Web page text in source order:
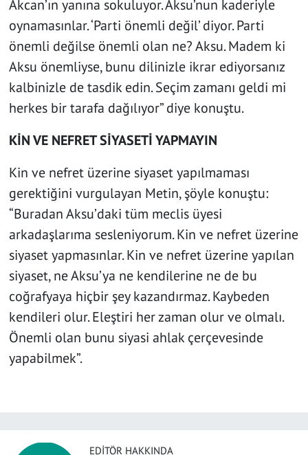
Akcan’ın yanına sokuluyor. Aksu’nun kaderiyle
oynamasınlar. ‘Parti önemli değil’ diyor. Parti
önemli değilse önemli olan ne? Aksu. Madem ki
Aksu önemliyse, bunu dilinizle ikrar ediyorsanız
kalbinizle de tasdik edin. Seçim zamanı geldi mi
herkes bir tarafa dağılıyor” diye konuştu.
KİN VE NEFRET SİYASETİ YAPMAYIN
Kin ve nefret üzerine siyaset yapılmaması
gerektiğini vurgulayan Metin, şöyle konuştu:
“Buradan Aksu’daki tüm meclis üyesi
arkadaşlarıma sesleniyorum. Kin ve nefret üzerine
siyaset yapmasınlar. Kin ve nefret üzerine yapılan
siyaset, ne Aksu’ya ne kendilerine ne de bu
coğrafyaya hiçbir şey kazandırmaz. Kaybeden
kendileri olur. Eleştiri her zaman olur ve olmalı.
Önemli olan bunu siyasi ahlak çerçevesinde
yapabilmek”.
EDITÖR HAKKINDA